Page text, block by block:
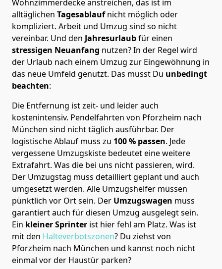
Wohnzimmerdecke anstreichen, das ist im
alltäglichen Tagesablaufnicht möglich oder
kompliziert. Arbeit und Umzug sind so nicht
vereinbar. Und den Jahresurlaubfür einen
stressigen Neuanfang nutzen? In der Regel wird
der Urlaub nach einem Umzug zur Eingewöhnung in
das neue Umfeld genutzt. Das musst Du unbedingt
beachten:
Die Entfernung ist zeit- und leider auch
kostenintensiv. Pendelfahrten von Pforzheim nach
München sind nicht täglich ausführbar. Der
logistische Ablauf muss zu 100 % passen. Jede
vergessene Umzugskiste bedeutet eine weitere
Extrafahrt. Was die bei uns nicht passieren, wird.
Der Umzugstag muss detailliert geplant und auch
umgesetzt werden. Alle Umzugshelfer müssen
pünktlich vor Ort sein. Der Umzugswagen muss
garantiert auch für diesen Umzug ausgelegt sein.
Ein kleiner Sprinter ist hier fehl am Platz. Was ist
mit den Halteverbotszonen? Du ziehst von
Pforzheim nach München und kannst noch nicht
einmal vor der Haustür parken?